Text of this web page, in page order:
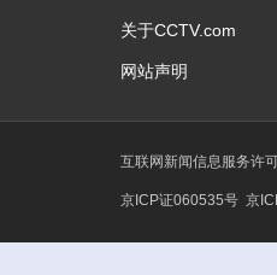
关于CCTV.com
网站声明
互联网新闻信息服务许
京ICP证060535号 京